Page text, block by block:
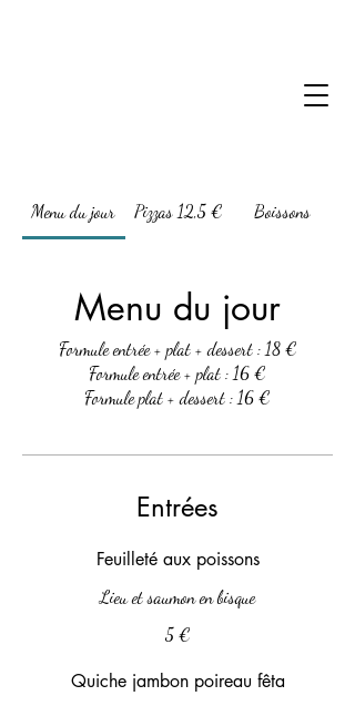
Menu du jour Pizzas 12,5 € Boissons
Menu du jour
Formule entrée + plat + dessert : 18 €
Formule entrée + plat : 16 €
Formule plat + dessert : 16 €
Entrées
Feuilleté aux poissons
Lieu et saumon en bisque
5 €
Quiche jambon poireau fêta